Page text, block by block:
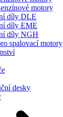
motory
díly DLE
díly EME
díly NGH
spalovací motory
desky